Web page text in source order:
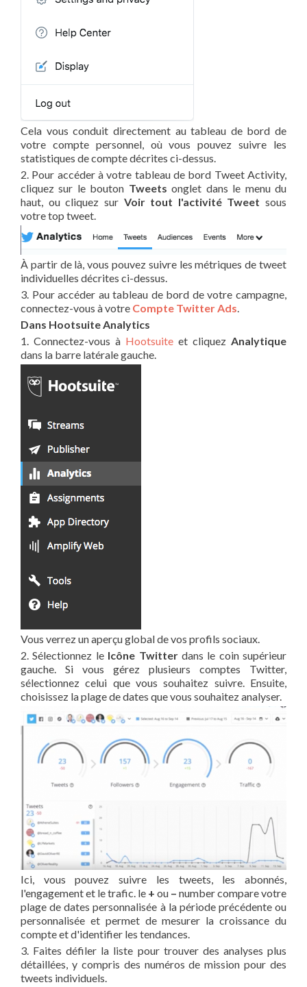
Cela vous conduit directement au tableau de bord de
votre compte personnel, où vous pouvez suivre les
statistiques de compte décrites ci-dessus.
2. Pour accéder à votre tableau de bord Tweet Activity,
cliquez sur le bouton Tweets onglet dans le menu du
haut, ou cliquez sur Voir tout l'activité Tweet sous
votre top tweet.
À partir de là, vous pouvez suivre les métriques de tweet
individuelles décrites ci-dessus.
3. Pour accéder au tableau de bord de votre campagne,
connectez-vous à votre Compte Twitter Ads
Dans Hootsuite Analytics
1. Connectez-vous à Hootsuite et cliquez Analytique
dans la barre latérale gauche.
Vous verrez un aperçu global de vos profils sociaux.
2. Sélectionnez le Icône Twitterdans le coin supérieur
gauche. Si vous gérez plusieurs comptes Twitter,
sélectionnez celui que vous souhaitez suivre. Ensuite,
choisissez la plage de dates que vous souhaitez analyser.
Ici, vous pouvez suivre les tweets, les abonnés,
l'engagement et le trafic. le + ou – number compare votre
plage de dates personnalisée à la période précédente ou
personnalisée et permet de mesurer la croissance du
compte et d'identifier les tendances.
3. Faites défiler la liste pour trouver des analyses plus
détaillées, y compris des numéros de mission pour des
tweets individuels.